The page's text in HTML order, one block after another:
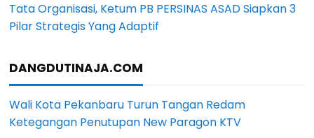
Tata Organisasi, Ketum PB PERSINAS ASAD Siapkan 3
Pilar Strategis Yang Adaptif
DANGDUTINAJA.COM
Wali Kota Pekanbaru Turun Tangan Redam
Ketegangan Penutupan New Paragon KTV